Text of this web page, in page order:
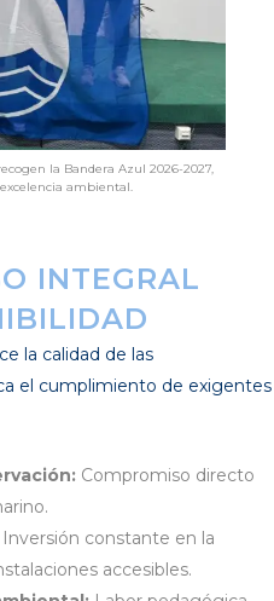
la Bandera Azul 2026-2027,
ambiental.
INTEGRAL
la calidad de las
el cumplimiento de exigentes
Compromiso directo
Inversión constante en la
accesibles.